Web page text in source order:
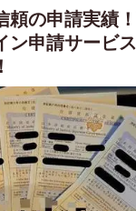
頼の申請実績！
ン申請サービス